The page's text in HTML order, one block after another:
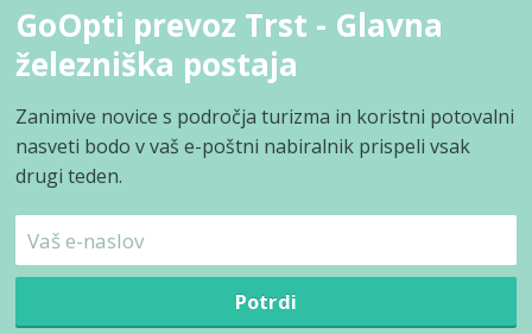
GoOpti prevoz Trst - Glavna
železniška postaja
Zanimive novice s področja turizma in koristni potovalni
nasveti bodo v vaš e-poštni nabiralnik prispeli vsak
drugi teden.
Potrdi